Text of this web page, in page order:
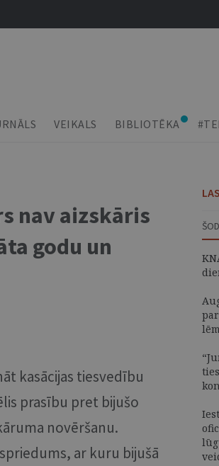
VEIKALS BIBLIOTĒKA
nav aizskāris
godu un
kasācijas tiesvedību
prasību pret bijušo
novēršanu.
ar kuru bijušā